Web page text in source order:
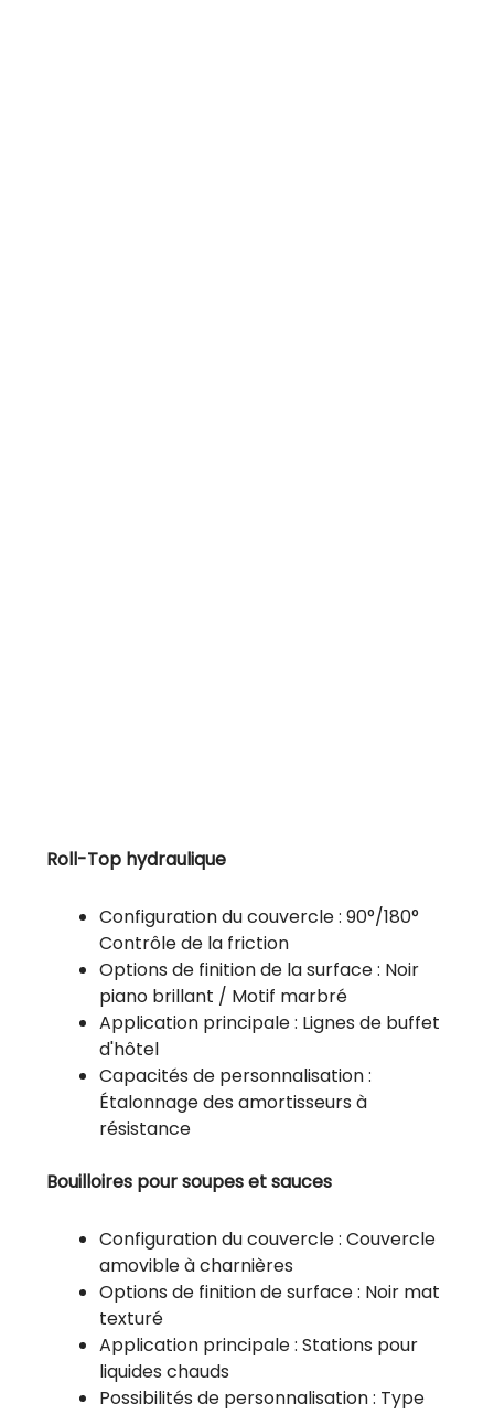
Roll-Top hydraulique
Configuration du couvercle : 90°/180°
Contrôle de la friction
Options de finition de la surface : Noir
piano brillant / Motif marbré
Application principale : Lignes de buffet
d'hôtel
Capacités de personnalisation :
Étalonnage des amortisseurs à
résistance
Bouilloires pour soupes et sauces
Configuration du couvercle : Couvercle
amovible à charnières
Options de finition de surface : Noir mat
texturé
Application principale : Stations pour
liquides chauds
Possibilités de personnalisation : Type